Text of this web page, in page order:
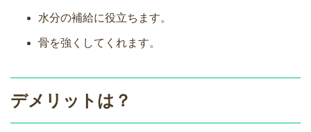
水分の補給に役立ちます。
骨を強くしてくれます。
デメリットは？